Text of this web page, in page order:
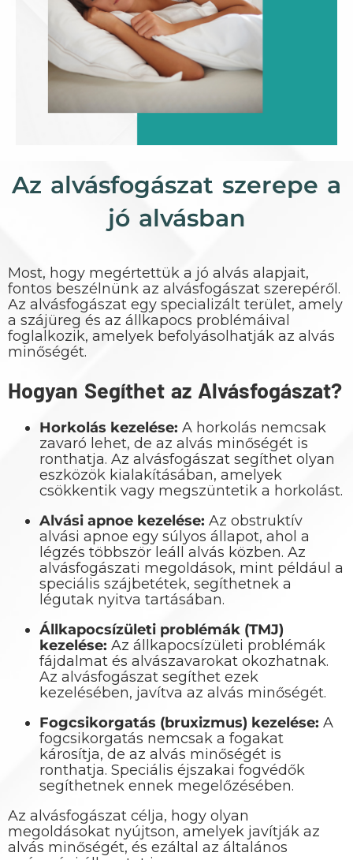
Az alvásfogászat szerepe a
jó alvásban
Most, hogy megértettük a jó alvás alapjait,
fontos beszélnünk az alvásfogászat szerepéről.
Az alvásfogászat egy specializált terület, amely
a szájüreg és az állkapocs problémáival
foglalkozik, amelyek befolyásolhatják az alvás
minőségét.
Hogyan Segíthet az Alvásfogászat?
Horkolás kezelése: A horkolás nemcsak
zavaró lehet, de az alvás minőségét is
ronthatja. Az alvásfogászat segíthet olyan
eszközök kialakításában, amelyek
csökkentik vagy megszüntetik a horkolást.
Alvási apnoe kezelése: Az obstruktív
alvási apnoe egy súlyos állapot, ahol a
légzés többször leáll alvás közben. Az
alvásfogászati megoldások, mint például a
speciális szájbetétek, segíthetnek a
légutak nyitva tartásában.
Állkapocsízületi problémák (TMJ)
kezelése: Az állkapocsízületi problémák
fájdalmat és alvászavarokat okozhatnak.
Az alvásfogászat segíthet ezek
kezelésében, javítva az alvás minőségét.
Fogcsikorgatás (bruxizmus) kezelése: A
fogcsikorgatás nemcsak a fogakat
károsítja, de az alvás minőségét is
ronthatja. Speciális éjszakai fogvédők
segíthetnek ennek megelőzésében.
Az alvásfogászat célja, hogy olyan
megoldásokat nyújtson, amelyek javítják az
alvás minőségét, és ezáltal az általános